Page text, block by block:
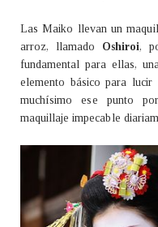
Las Maiko llevan un
arroz, llamado Oshiroi,
fundamental para ellas,
elemento básico para
muchísimo ese punto
maquillaje impecable